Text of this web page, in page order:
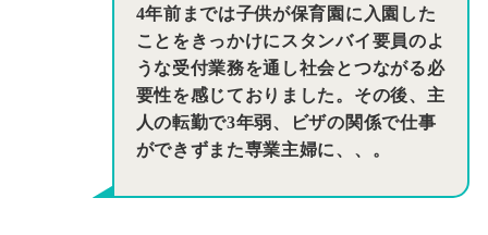
4年前までは子供が保育園に入園した
ことをきっかけにスタンバイ要員のよ
うな受付業務を通し社会とつながる必
要性を感じておりました。その後、主
人の転勤で3年弱、ビザの関係で仕事
ができずまた専業主婦に、、。